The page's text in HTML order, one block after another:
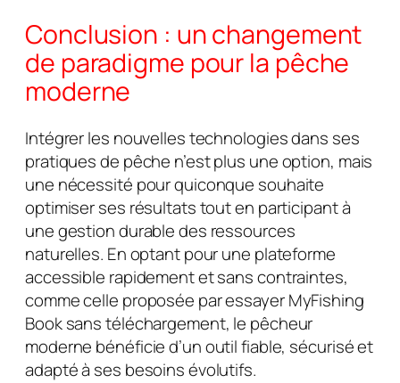
Conclusion : un changement
de paradigme pour la pêche
moderne
Intégrer les nouvelles technologies dans ses
pratiques de pêche n’est plus une option, mais
une nécessité pour quiconque souhaite
optimiser ses résultats tout en participant à
une gestion durable des ressources
naturelles. En optant pour une plateforme
accessible rapidement et sans contraintes,
comme celle proposée par essayer MyFishing
Book sans téléchargement, le pêcheur
moderne bénéficie d’un outil fiable, sécurisé et
adapté à ses besoins évolutifs.